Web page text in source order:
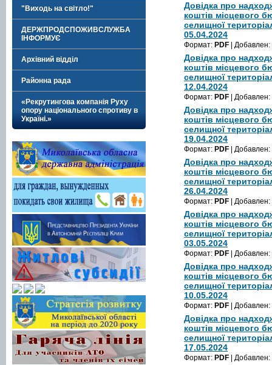
"Виходь на світло!"
ДЕРЖПРОДСПОЖИВСЛУЖБА
ІНФОРМУЄ
Архівний відділ
Районна рада
«Рекрутингова компанія Руху
опору національного спротиву в
Україні.»
Довідка про
коштів місцевого
селищної
05.04.2024
Формат: PDF | Добавлен:
Довідка про
коштів місцевого
селищної
12.04.2024
Формат: PDF | Добавлен:
Довідка про
коштів місцевого
селищної
19.04.2024
Формат: PDF | Добавлен:
Довідка про
коштів місцевого
селищної
26.04.2024
Формат: PDF | Добавлен:
Довідка про
коштів місцевого
селищної
03.05.2024
Формат: PDF | Добавлен:
Довідка про
коштів місцевого
селищної
10.05.2024
Формат: PDF | Добавлен:
Довідка про
коштів місцевого
селищної
17.05.2024
Формат: PDF | Добавлен: